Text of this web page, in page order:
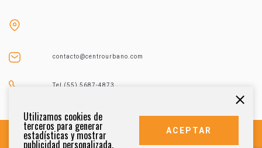
contacto@centrourbano.com
Tel (55) 5687-4873
Utilizamos cookies de
terceros para generar
estadísticas y mostrar
publicidad personalizada.
ACEPTAR